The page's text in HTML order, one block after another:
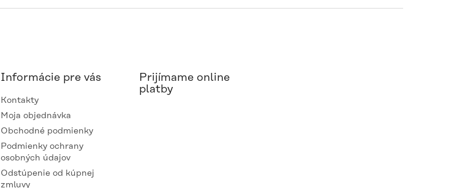
Informácie pre vás
Kontakty
Moja objednávka
Obchodné podmienky
Podmienky ochrany
osobných údajov
Odstúpenie od kúpnej
zmluvy
Prijímame online
platby